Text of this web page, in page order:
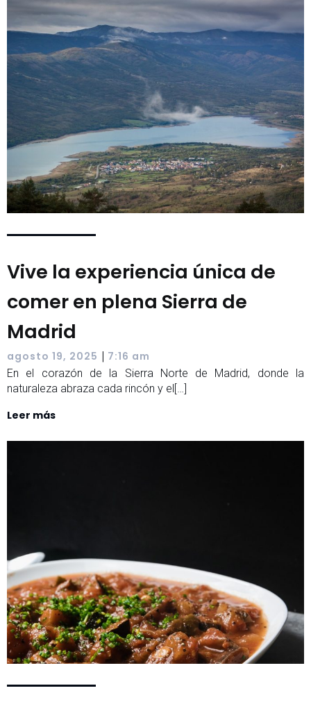
Vive la experiencia única de
comer en plena Sierra de
Madrid
agosto 19, 2025 | 7:16 am
En el corazón de la Sierra Norte de Madrid, donde la
naturaleza abraza cada rincón y el[…]
Leer más